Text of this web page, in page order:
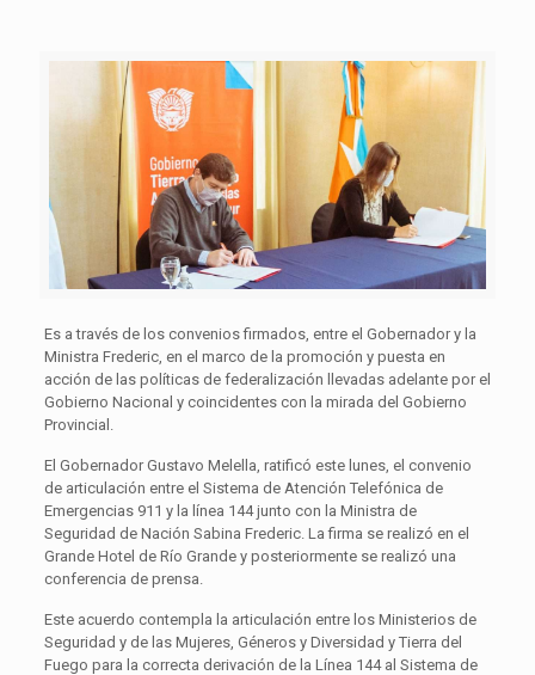
Es a través de los convenios firmados, entre el Gobernador y la
Ministra Frederic, en el marco de la promoción y puesta en
acción de las políticas de federalización llevadas adelante por el
Gobierno Nacional y coincidentes con la mirada del Gobierno
Provincial.
El Gobernador Gustavo Melella, ratificó este lunes, el convenio
de articulación entre el Sistema de Atención Telefónica de
Emergencias 911 y la línea 144 junto con la Ministra de
Seguridad de Nación Sabina Frederic. La firma se realizó en el
Grande Hotel de Río Grande y posteriormente se realizó una
conferencia de prensa.
Este acuerdo contempla la articulación entre los Ministerios de
Seguridad y de las Mujeres, Géneros y Diversidad y Tierra del
Fuego para la correcta derivación de la Línea 144 al Sistema de